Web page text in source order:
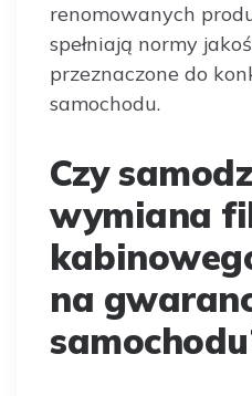
renomowanych
spełniają normy
przeznaczone do
samochodu.
Czy
wymiana
na